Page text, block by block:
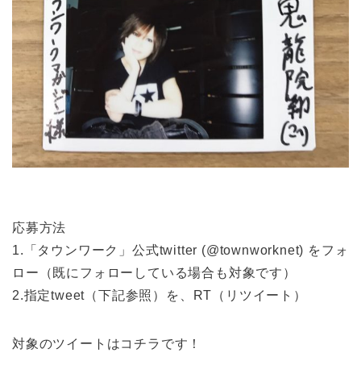
応募方法
1.「タウンワーク」公式twitter (@townworknet) をフォ
ロー（既にフォローしている場合も対象です）
2.指定tweet（下記参照）を、RT（リツイート）
対象のツイートはコチラです！